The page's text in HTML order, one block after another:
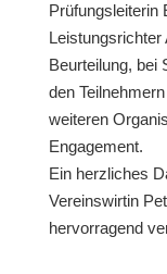
Prüfungsleiterin
Leistungsrichter
Beurteilung, bei
den
weiteren
Engagement.
Ein herzliches
Vereinswirtin
hervorragend